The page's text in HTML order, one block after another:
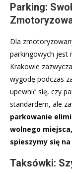
Parking:
Dla
parkingowych jest
Krakowie
wygodę podczas
upewnić się, czy
standardem, ale
parkowanie
wolnego
spieszymy się
Taksówki: